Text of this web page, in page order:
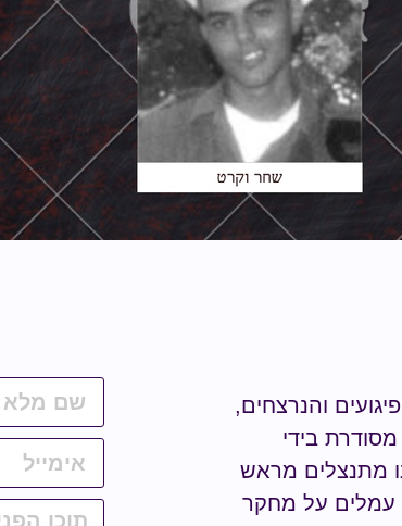
והנרצחים,
בידי
מתנצלים מראש
עמלים על מחקר